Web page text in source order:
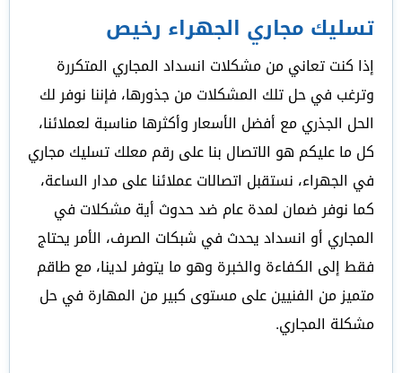
تسليك مجاري الجهراء رخيص
إذا كنت تعاني من مشكلات انسداد المجاري المتكررة
وترغب في حل تلك المشكلات من جذورها، فإننا نوفر لك
الحل الجذري مع أفضل الأسعار وأكثرها مناسبة لعملائنا،
كل ما عليكم هو الاتصال بنا على رقم معلك تسليك مجاري
في الجهراء، نستقبل اتصالات عملائنا على مدار الساعة،
كما نوفر ضمان لمدة عام ضد حدوث أية مشكلات في
المجاري أو انسداد يحدث في شبكات الصرف، الأمر يحتاج
فقط إلى الكفاءة والخبرة وهو ما يتوفر لدينا، مع طاقم
متميز من الفنيين على مستوى كبير من المهارة في حل
مشكلة المجاري.